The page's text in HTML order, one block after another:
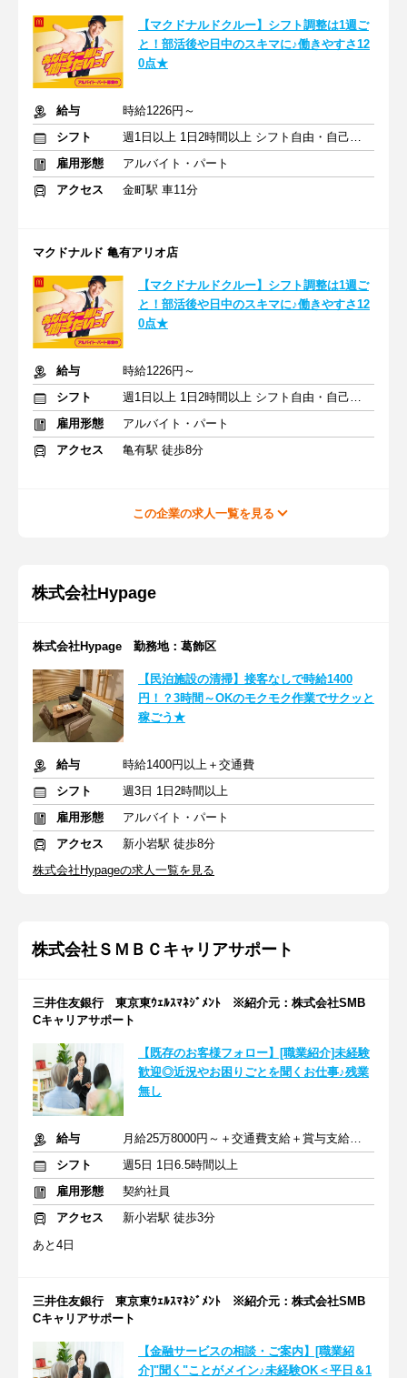
【マクドナルドクルー】シフト調整は1週ご
と！部活後や日中のスキマに♪働きやすさ12
0点★
給与
時給1226円～
シフト
週1日以上 1日2時間以上 シフト自由・自己申告
雇用形態
アルバイト・パート
アクセス
金町駅 車11分
マクドナルド 亀有アリオ店
【マクドナルドクルー】シフト調整は1週ご
と！部活後や日中のスキマに♪働きやすさ12
0点★
給与
時給1226円～
シフト
週1日以上 1日2時間以上 シフト自由・自己申告
雇用形態
アルバイト・パート
アクセス
亀有駅 徒歩8分
この企業の求人一覧を見る
株式会社Hypage
株式会社Hypage 勤務地：葛飾区
【民泊施設の清掃】接客なしで時給1400
円！？3時間～OKのモクモク作業でサクッと
稼ごう★
給与
時給1400円以上＋交通費
シフト
週3日 1日2時間以上
雇用形態
アルバイト・パート
アクセス
新小岩駅 徒歩8分
株式会社Hypageの求人一覧を見る
株式会社ＳＭＢＣキャリアサポート
三井住友銀行 東京東ｳｪﾙｽﾏﾈｼﾞﾒﾝﾄ ※紹介元：株式会社SMB
Cキャリアサポート
【既存のお客様フォロー】[職業紹介]未経験
歓迎◎近況やお困りごとを聞くお仕事♪残業
無し
給与
月給25万8000円～＋交通費支給＋賞与支給あり
シフト
週5日 1日6.5時間以上
雇用形態
契約社員
アクセス
新小岩駅 徒歩3分
あと4日
三井住友銀行 東京東ｳｪﾙｽﾏﾈｼﾞﾒﾝﾄ ※紹介元：株式会社SMB
Cキャリアサポート
【金融サービスの相談・ご案内】[職業紹
介]"聞く"ことがメイン♪未経験OK＜平日＆1